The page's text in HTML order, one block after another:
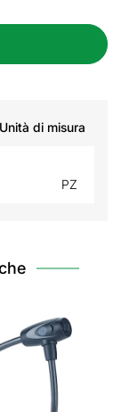
Unità di misura
PZ